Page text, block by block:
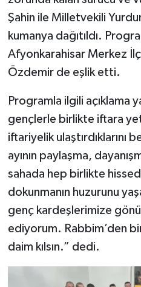
Şahin ile Milletvekili
kumanya dağıtıldı.
Afyonkarahisar Merkez
Özdemir de eşlik etti.
Programla ilgili açıklama
gençlerle birlikte iftara
iftariyelik ulaştırdıklarını
ayının paylaşma,
sahada hep birlikte
dokunmanın huzurunu
genç kardeşlerimize
ediyorum. Rabbim’den
daim kılsın.” dedi.